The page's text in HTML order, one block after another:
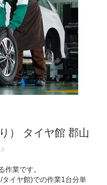
） タイヤ館 郡山
作業です。
イヤ館)での作業1台分単